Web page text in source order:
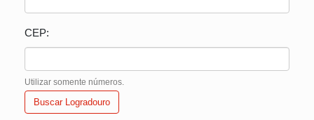
CEP:
Utilizar somente números.
Buscar Logradouro